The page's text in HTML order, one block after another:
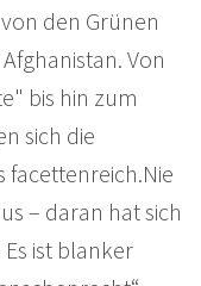
den Grünen
Von
bis hin zum
sich die
– daran hat sich
ist blanker